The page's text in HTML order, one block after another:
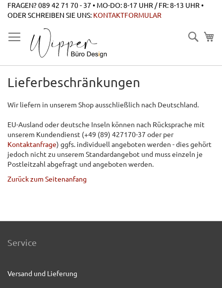
Zum
Inhalt
FRAGEN? 089 42 71 70 - 37 • MO-DO: 8-17 UHR / FR: 8-13 UHR •
ODER SCHREIBEN SIE UNS: KONTAKTFORMULAR
Suche
Lieferbeschränkungen
Wir liefern in unserem Shop ausschließlich nach Deutschland.
EU-Ausland oder deutsche Inseln können nach Rücksprache mit
unserem Kundendienst (+49 (89) 427170-37 oder per
Kontaktanfrage) ggfs. individuell angeboten werden - dies gehört
jedoch nicht zu unserem Standardangebot und muss einzeln je
Postleitzahl abgefragt und angeboten werden.
Zurück zum Seitenanfang
Service
Versand und Lieferung